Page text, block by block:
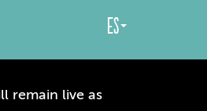
remain live as
es